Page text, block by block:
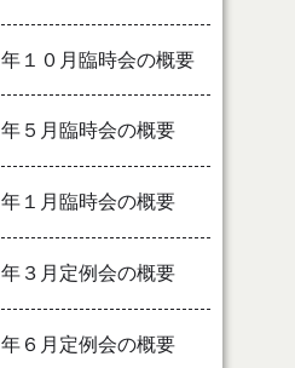
１０月臨時会の概要
５月臨時会の概要
１月臨時会の概要
３月定例会の概要
６月定例会の概要